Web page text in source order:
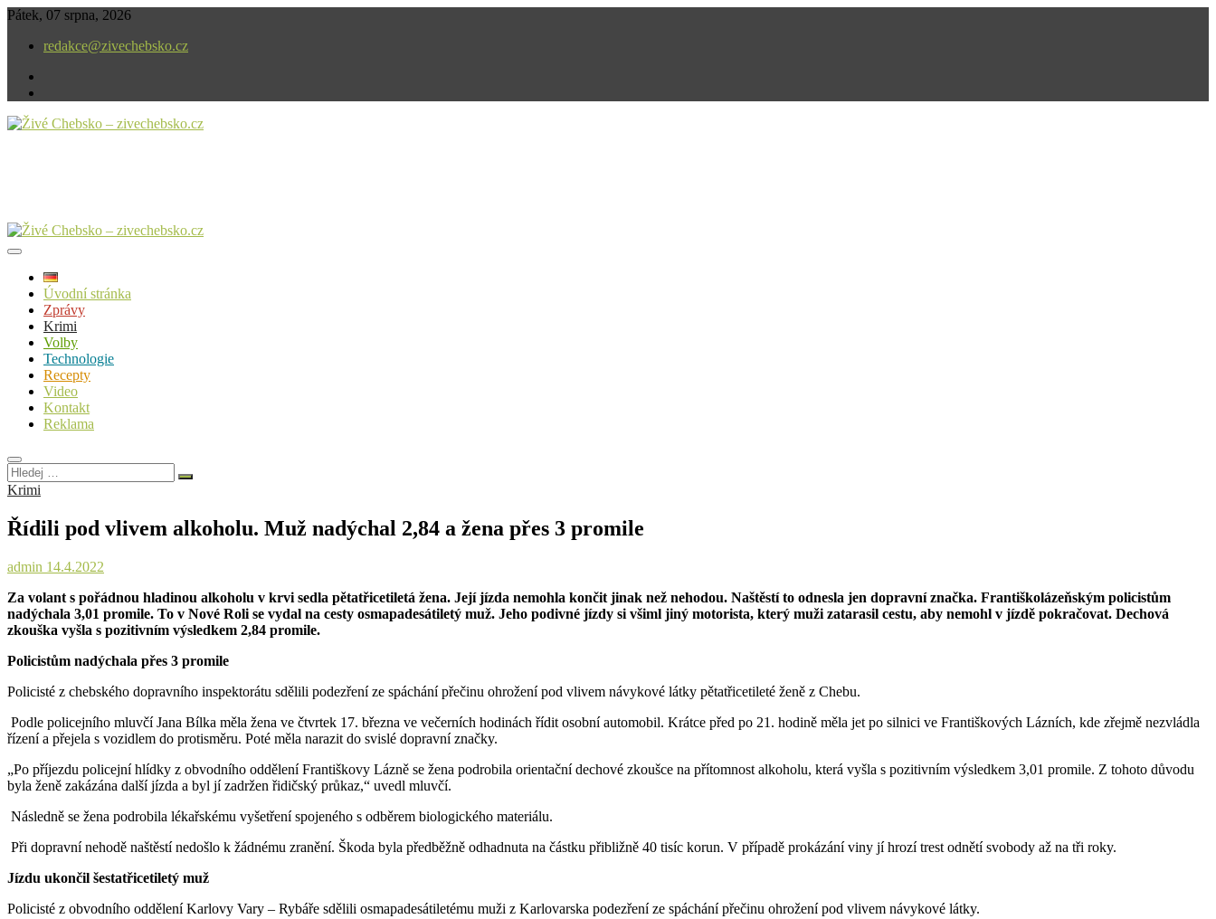
Skip
content
Pátek, 07 srpna, 2026
redakce@zivechebsko.cz
Úvodní stránka
Zprávy
Krimi
Volby
Technologie
Recepty
Video
Kontakt
Reklama
Hledej
…
Krimi
Řídili pod vlivem alkoholu. Muž nadýchal 2,84 a žena přes 3 promile
admin 14.4.2022
Za volant s pořádnou hladinou alkoholu v krvi sedla pětatřicetiletá žena. Její jízda nemohla končit jinak než nehodou. Naštěstí to odnesla jen dopravní značka. Františkolázeňským policistům
nadýchala 3,01 promile. To v Nové Roli se vydal na cesty osmapadesátiletý muž. Jeho podivné jízdy si všiml jiný motorista, který muži zatarasil cestu, aby nemohl v jízdě pokračovat. Dechová
zkouška vyšla s pozitivním výsledkem 2,84 promile.
Policistům nadýchala přes 3 promile
Policisté z chebského dopravního inspektorátu sdělili podezření ze spáchání přečinu ohrožení pod vlivem návykové látky pětatřicetileté ženě z Chebu.
Podle policejního mluvčí Jana Bílka měla žena ve čtvrtek 17. března ve večerních hodinách řídit osobní automobil. Krátce před po 21. hodině měla jet po silnici ve Františkových Lázních, kde zřejmě nezvládla
řízení a přejela s vozidlem do protisměru. Poté měla narazit do svislé dopravní značky.
„Po příjezdu policejní hlídky z obvodního oddělení Františkovy Lázně se žena podrobila orientační dechové zkoušce na přítomnost alkoholu, která vyšla s pozitivním výsledkem 3,01 promile. Z tohoto důvodu
byla ženě zakázána další jízda a byl jí zadržen řidičský průkaz,“ uvedl mluvčí.
Následně se žena podrobila lékařskému vyšetření spojeného s odběrem biologického materiálu.
Při dopravní nehodě naštěstí nedošlo k žádnému zranění. Škoda byla předběžně odhadnuta na částku přibližně 40 tisíc korun. V případě prokázání viny jí hrozí trest odnětí svobody až na tři roky.
Jízdu ukončil šestatřicetiletý muž
Policisté z obvodního oddělení Karlovy Vary – Rybáře sdělili osmapadesátiletému muži z Karlovarska podezření ze spáchání přečinu ohrožení pod vlivem návykové látky.